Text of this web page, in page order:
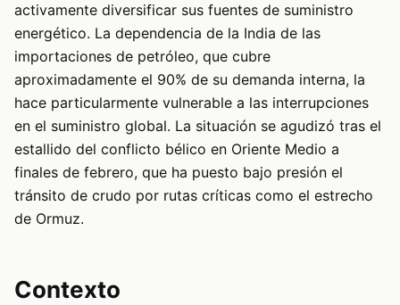
activamente diversificar sus fuentes de suministro
energético. La dependencia de la India de las
importaciones de petróleo, que cubre
aproximadamente el 90% de su demanda interna, la
hace particularmente vulnerable a las interrupciones
en el suministro global. La situación se agudizó tras el
estallido del conflicto bélico en Oriente Medio a
finales de febrero, que ha puesto bajo presión el
tránsito de crudo por rutas críticas como el estrecho
de Ormuz.
Contexto